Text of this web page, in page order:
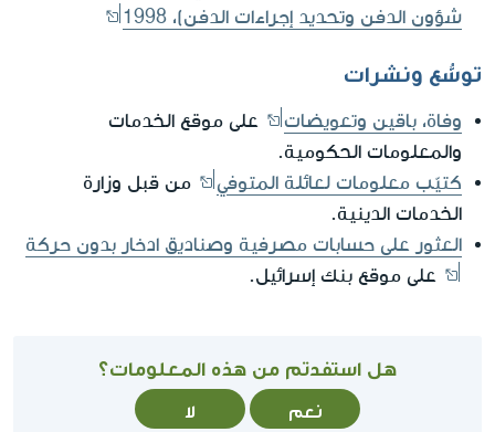
شؤون الدفن وتحديد إجراءات الدفن)، 1998
توسُّع ونشرات
وفاة، باقين وتعويضات
على موقع الخدمات
والمعلومات الحكومية.
كتيّب معلومات لعائلة المتوفي
من قبل وزارة
الخدمات الدينية.
العثور على حسابات مصرفية وصناديق ادخار بدون حركة
على موقع بنك إسرائيل.
هل استفدتم من هذه المعلومات؟
نعم لا